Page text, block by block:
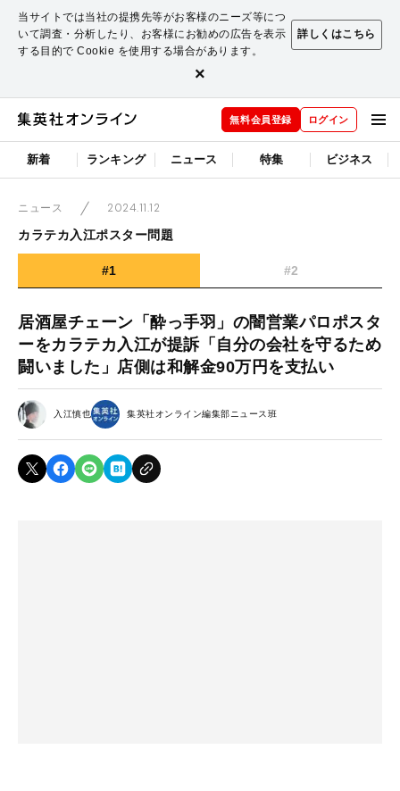
当サイトでは当社の提携先等がお客様のニーズ等につ
いて調査・分析したり、お客様にお勧めの広告を表示
する目的で Cookie を使用する場合があります。
詳しくはこちら
×
無料会員登録 ログイン
新着 ランキング ニュース 特集 ビジネス
ニュース
2024.11.12
カラテカ入江ポスター問題
#1 #2
居酒屋チェーン「酔っ手羽」の闇営業パロポスタ
ーをカラテカ入江が提訴「自分の会社を守るため
闘いました」店側は和解金90万円を支払い
入江慎也 集英社オンライン編集部ニュース班